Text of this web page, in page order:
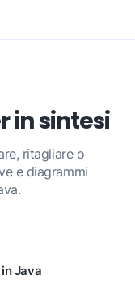
in sintesi
ritagliare o
e diagrammi
Java